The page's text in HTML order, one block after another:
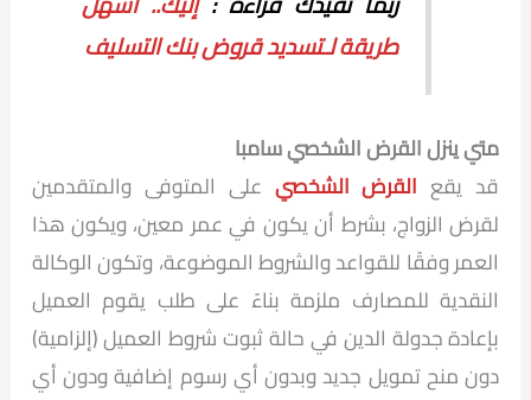
طريقة لـتسديد قروض بنك التسليف
متي ينزل القرض الشخصي سامبا
قد يقعالقرض الشخصي على المتوفى والمتقدمين
لقرض الزواج، بشرط أن يكون في عمر معين، ويكون هذا
العمر وفقًا للقواعد والشروط الموضوعة، وتكون الوكالة
النقدية للمصارف ملزمة بناءً على طلب يقوم العميل
بإعادة جدولة الدين في حالة ثبوت شروط العميل (إلزامية)
دون منح تمويل جديد وبدون أي رسوم إضافية ودون أي